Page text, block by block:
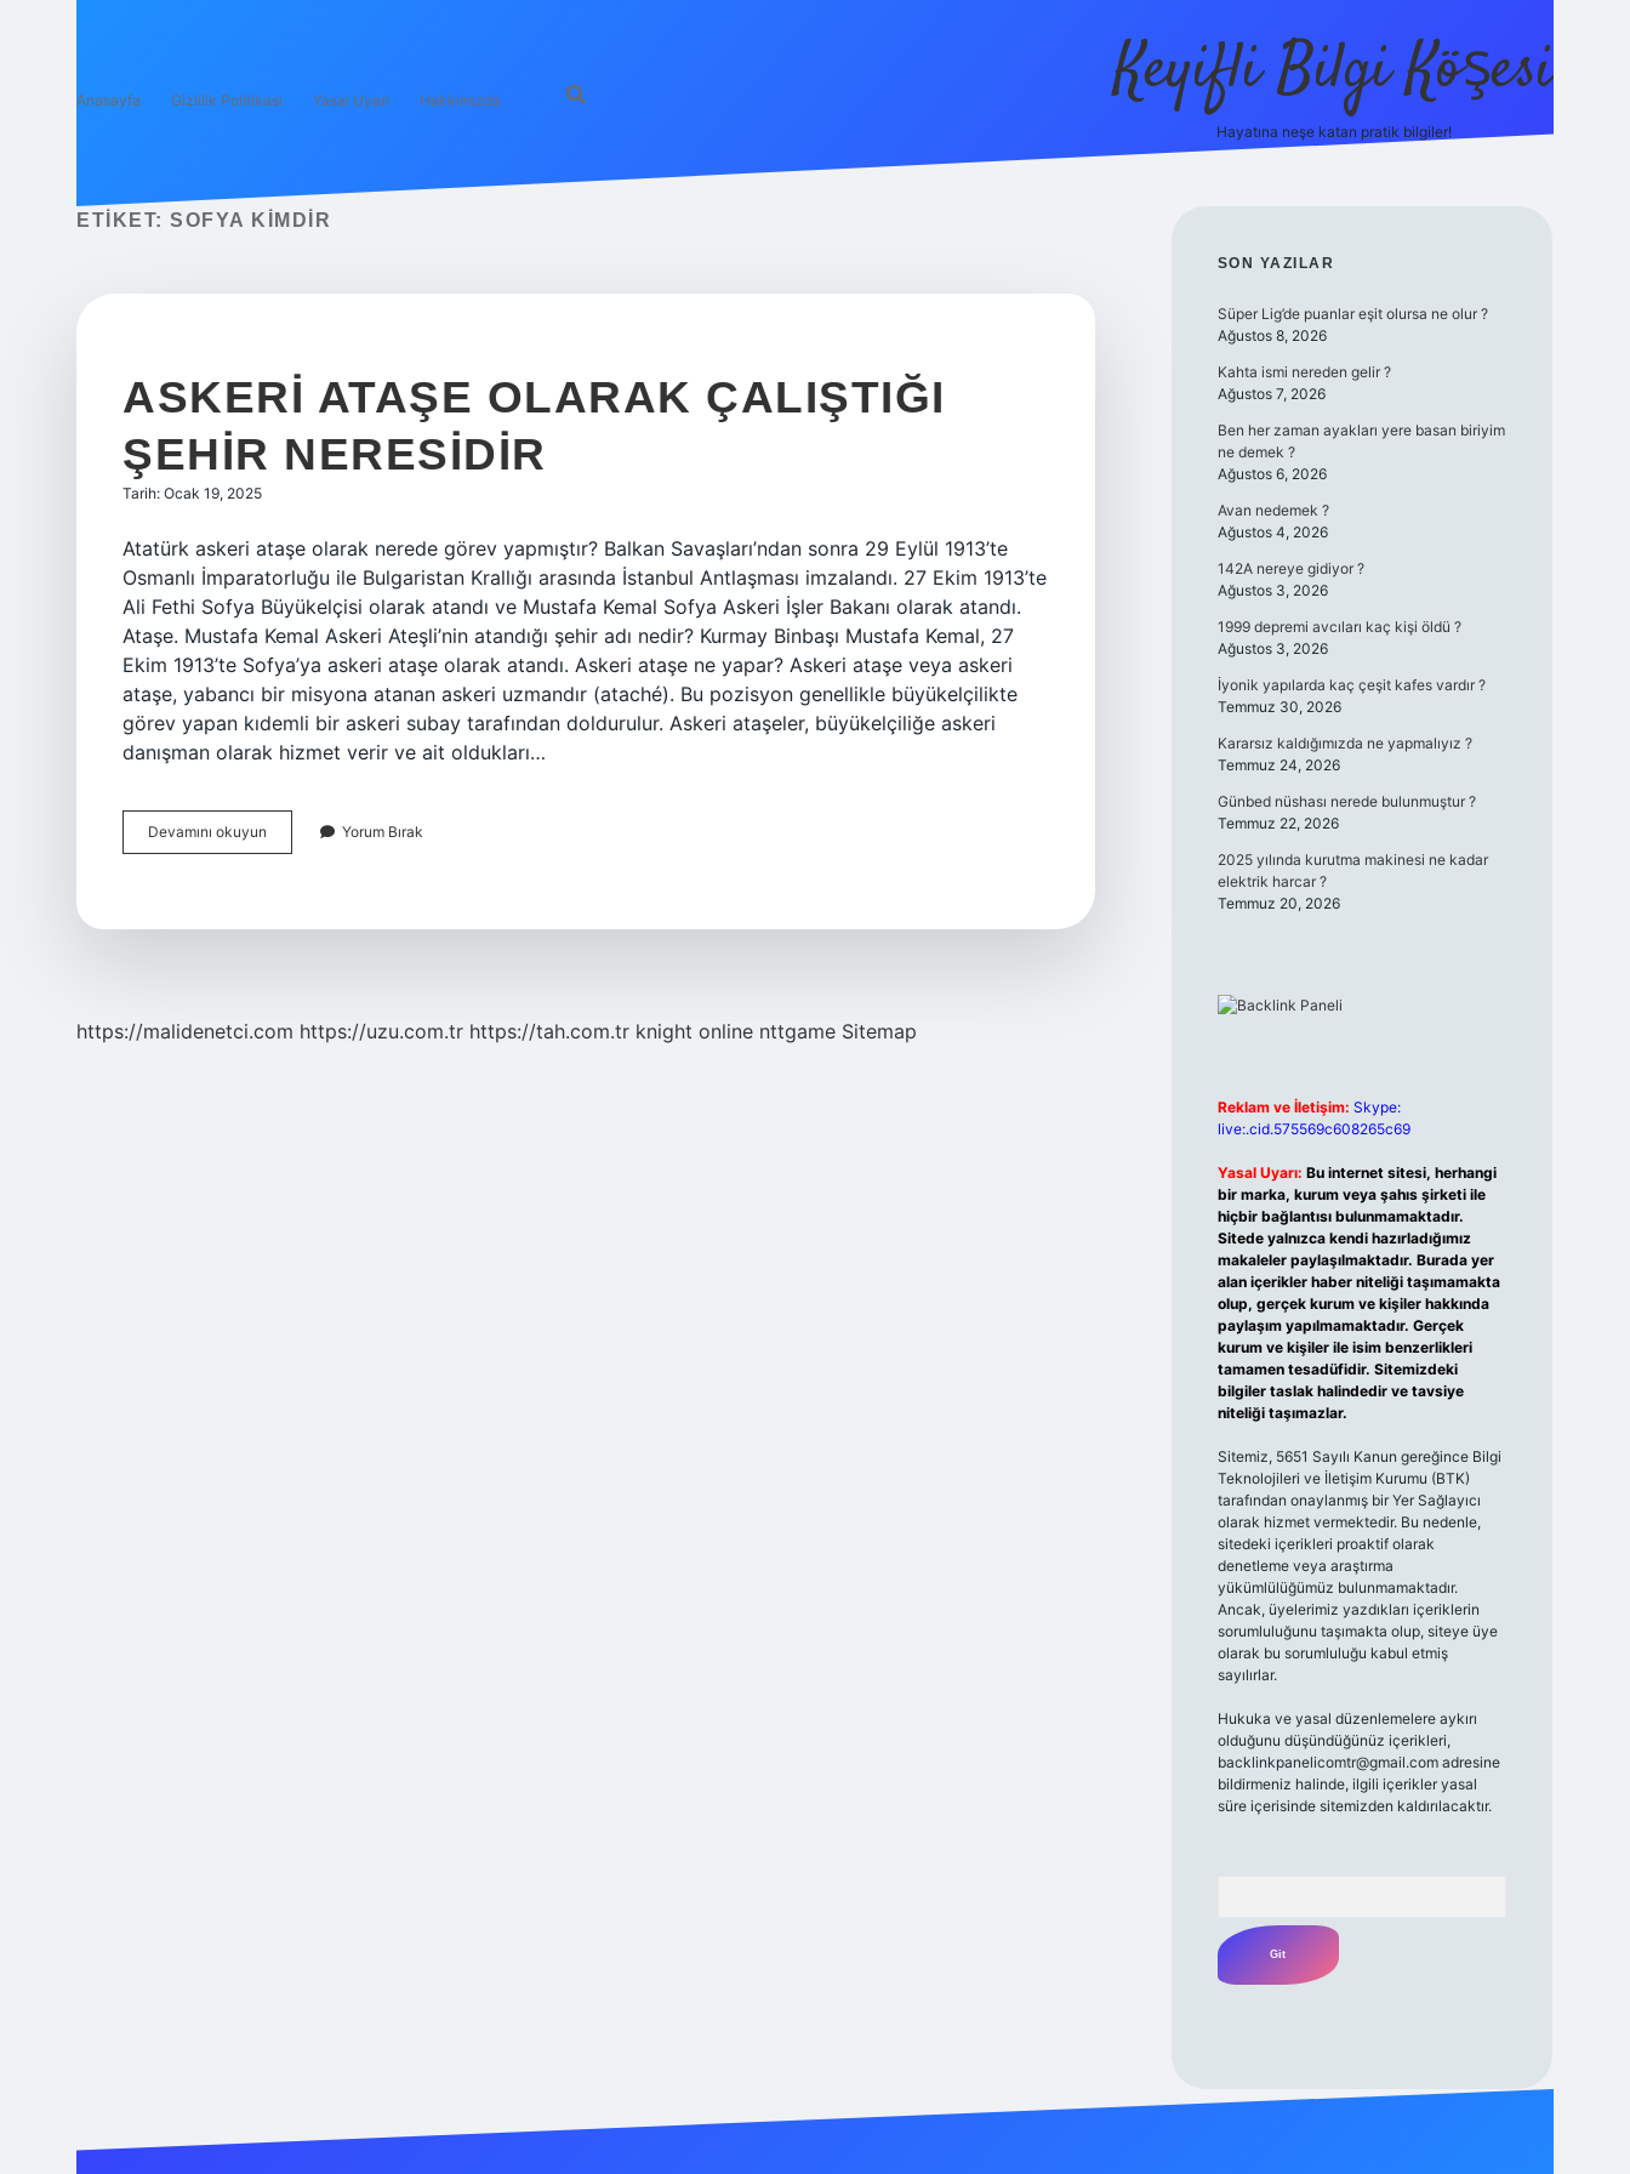
Anasayfa Gizlilik Politikası Yasal Uyarı Hakkımızda Keyifli Bilgi Köşesi
Hayatına neşe katan pratik bilgiler!
ETIKET: SOFYA KIMDIR
ASKERI ATAŞE OLARAK ÇALIŞTIĞI
ŞEHIR NERESIDIR
Tarih: Ocak 19, 2025
Atatürk askeri ataşe olarak nerede görev yapmıştır? Balkan Savaşları’ndan sonra 29 Eylül 1913’te
Osmanlı İmparatorluğu ile Bulgaristan Krallığı arasında İstanbul Antlaşması imzalandı. 27 Ekim 1913’te
Ali Fethi Sofya Büyükelçisi olarak atandı ve Mustafa Kemal Sofya Askeri İşler Bakanı olarak atandı.
Ataşe. Mustafa Kemal Askeri Ateşli’nin atandığı şehir adı nedir? Kurmay Binbaşı Mustafa Kemal, 27
Ekim 1913’te Sofya’ya askeri ataşe olarak atandı. Askeri ataşe ne yapar? Askeri ataşe veya askeri
ataşe, yabancı bir misyona atanan askeri uzmandır (ataché). Bu pozisyon genellikle büyükelçilikte
görev yapan kıdemli bir askeri subay tarafından doldurulur. Askeri ataşeler, büyükelçiliğe askeri
danışman olarak hizmet verir ve ait oldukları…
Devamını okuyun
Ataşe
Yorum Bırak
https://malidenetci.com https://uzu.com.tr https://tah.com.tr knight online nttgame Sitemap
SIDEBAR
SON YAZILAR
Süper Lig’de puanlar eşit olursa ne olur ?
Ağustos 8, 2026
Kahta ismi nereden gelir ?
Ağustos 7, 2026
Ben her zaman ayakları yere basan biriyim
ne demek ?
Ağustos 6, 2026
Avan nedemek ?
Ağustos 4, 2026
142A nereye gidiyor ?
Ağustos 3, 2026
1999 depremi avcıları kaç kişi öldü ?
Ağustos 3, 2026
İyonik yapılarda kaç çeşit kafes vardır ?
Temmuz 30, 2026
Kararsız kaldığımızda ne yapmalıyız ?
Temmuz 24, 2026
Günbed nüshası nerede bulunmuştur ?
Temmuz 22, 2026
2025 yılında kurutma makinesi ne kadar
elektrik harcar ?
Temmuz 20, 2026
Reklam ve İletişim: Skype:
live:.cid.575569c608265c69
Yasal Uyarı: Bu internet sitesi, herhangi
bir marka, kurum veya şahıs şirketi ile
hiçbir bağlantısı bulunmamaktadır.
Sitede yalnızca kendi hazırladığımız
makaleler paylaşılmaktadır. Burada yer
alan içerikler haber niteliği taşımamakta
olup, gerçek kurum ve kişiler hakkında
paylaşım yapılmamaktadır. Gerçek
kurum ve kişiler ile isim benzerlikleri
tamamen tesadüfidir. Sitemizdeki
bilgiler taslak halindedir ve tavsiye
niteliği taşımazlar.
Sitemiz, 5651 Sayılı Kanun gereğince Bilgi
Teknolojileri ve İletişim Kurumu (BTK)
tarafından onaylanmış bir Yer Sağlayıcı
olarak hizmet vermektedir. Bu nedenle,
sitedeki içerikleri proaktif olarak
denetleme veya araştırma
yükümlülüğümüz bulunmamaktadır.
Ancak, üyelerimiz yazdıkları içeriklerin
sorumluluğunu taşımakta olup, siteye üye
olarak bu sorumluluğu kabul etmiş
sayılırlar.
Hukuka ve yasal düzenlemelere aykırı
olduğunu düşündüğünüz içerikleri,
backlinkpanelicomtr@gmail.comadresine
bildirmeniz halinde, ilgili içerikler yasal
süre içerisinde sitemizden kaldırılacaktır.